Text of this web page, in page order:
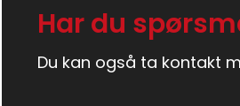
Har du
Du kan også ta kontakt